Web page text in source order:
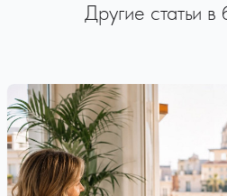
Другие статьи в